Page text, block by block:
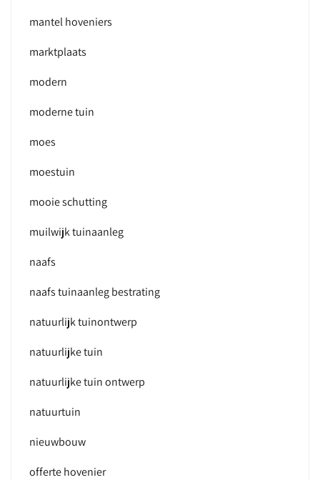
mantel hoveniers
marktplaats
modern
moderne tuin
moes
moestuin
mooie schutting
muilwijk tuinaanleg
naafs
naafs tuinaanleg bestrating
natuurlijk tuinontwerp
natuurlijke tuin
natuurlijke tuin ontwerp
natuurtuin
nieuwbouw
offerte hovenier